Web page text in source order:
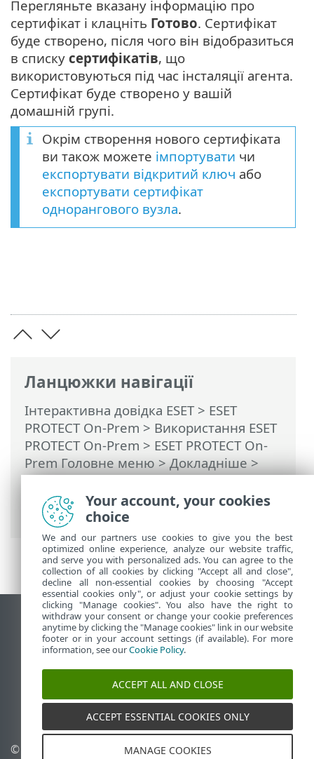
Ланцюжки навігації
Інтерактивна довідка ESET> ESET
PROTECT On-Prem > Використання ESET
PROTECT On-Prem > ESET PROTECT On-
Prem Головне меню> Докладніше >
Сертифікати>Сертифікати
однорангових вузлів> Створення
нового сертифіката
Перегляньте вказану інформацію про
сертифікат і клацніть Готово. Сертифікат
буде створено, після чого він відобразиться
в списку сертифікатів, що
використовуються під час інсталяції агента.
Сертифікат буде створено у вашій
домашній групі.
Окрім створення нового сертифіката
ви також можете імпортувати чи
експортувати відкритий ключ або
експортувати сертифікат
однорангового вузла.
Переглянути повну версію
End of Life
База знань ESET
Форум ESET
ESET Status Portal
Регіональна підтримка
© 1992 - 2026 ESET, spol. s
Керувати файлами cookie
Your account, your cookies
choice
We and our partners use cookies to give you the best
optimized online experience, analyze our website traffic,
and serve you with personalized ads. You can agree to the
collection of all cookies by clicking "Accept all and close",
decline all non-essential cookies by choosing "Accept
essential cookies only", or adjust your cookie settings by
clicking "Manage cookies". You also have the right to
withdraw your consent or change your cookie preferences
anytime by clicking the "Manage cookies" link in our website
footer or in your account settings (if available). For more
information, see ourCookie Policy.
ACCEPT ALL AND CLOSE
ACCEPT ESSENTIAL COOKIES ONLY
MANAGE COOKIES